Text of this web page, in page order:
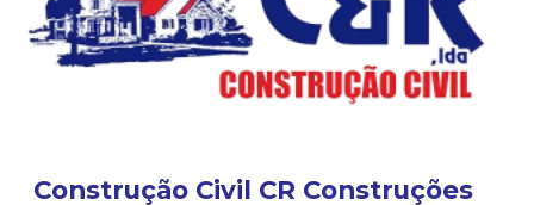
Construção Civil CR Construções